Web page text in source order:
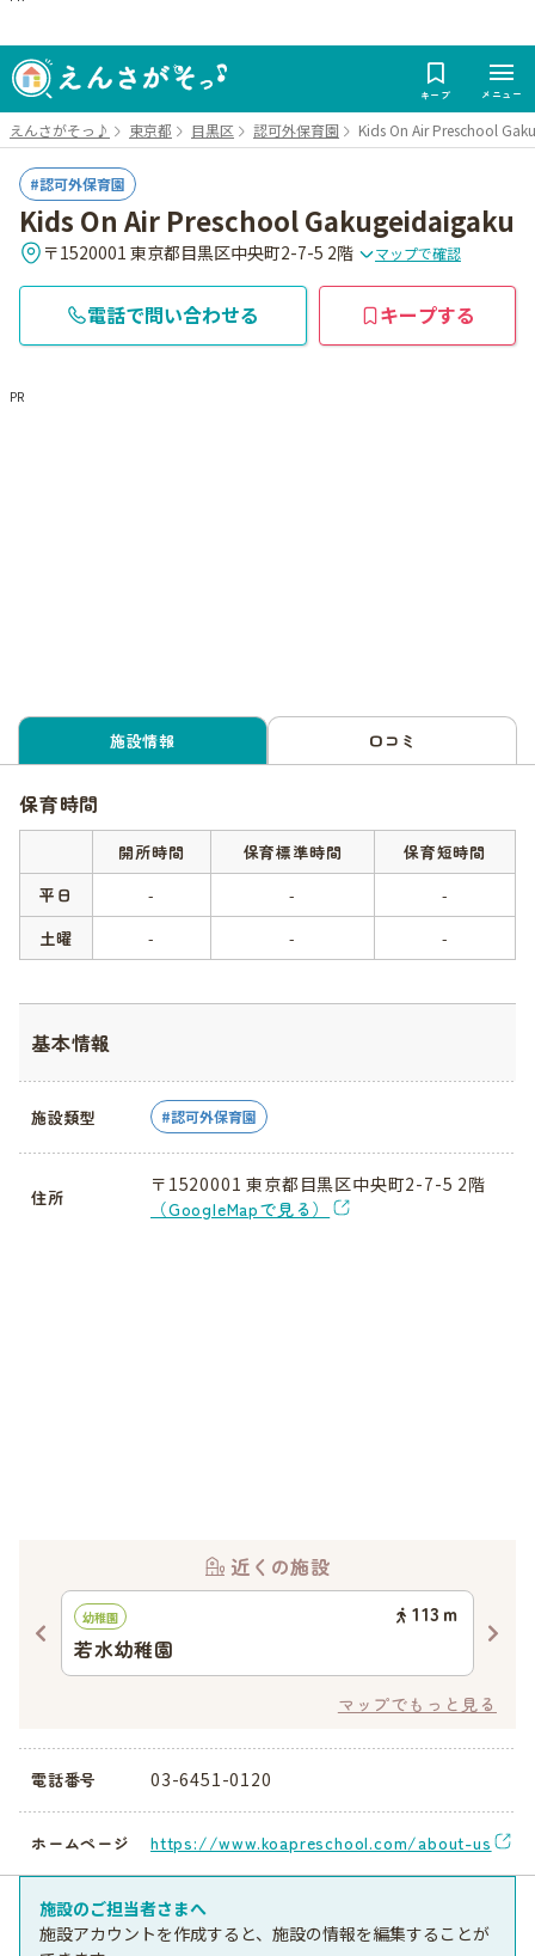
キープ メニュー
えんさがそっ♪ 東京都 目黒区 認可外保育園 Kids On Air Preschool
認可外保育園
Kids On Air Preschool Gakugeidaigaku
〒1520001 東京都目黒区中央町2-7-5 2階 マップで確認
電話で問い合わせる キープする
PR
施設情報 口コミ
保育時間
開所時間 保育標準時間
保育短時間
平日
- -
-
土曜
- - -
基本情報
施設類型 認可外保育園
住所
〒1520001 東京都目黒区中央町2-7-5 2階
（GoogleMapで見る）
近くの施設
幼稚園 113 ｍ
若水幼稚園
マップでもっと見る
電話番号 03-6451-0120
ホームページ https://www.koapreschool.com/about-us
施設のご担当者さまへ
施設アカウントを作成すると、施設の情報を編集することが